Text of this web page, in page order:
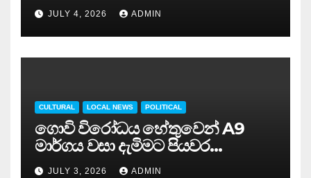
JULY 4, 2026 ADMIN
CULTURAL LOCAL NEWS POLITICAL
ගොවි විරෝධය හේතුවෙන් A9
මාර්ගය වසා දැමිමට පියවර…
JULY 3, 2026 ADMIN